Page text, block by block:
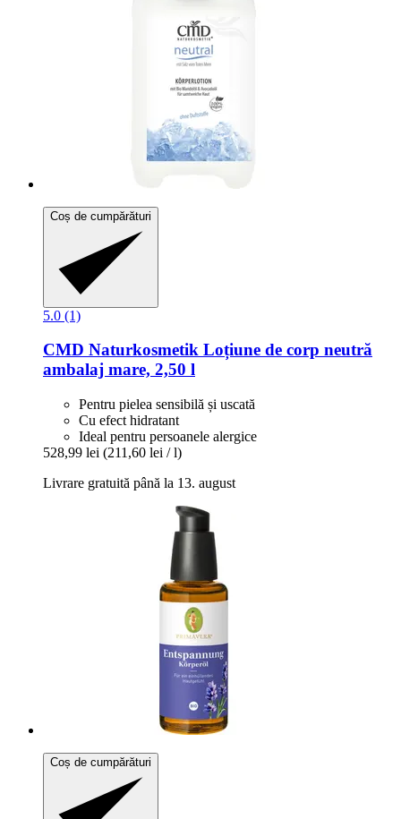
Coș de cumpărături
5.0 (1)
CMD Naturkosmetik Loțiune de corp neutră
ambalaj mare, 2,50 l
Pentru pielea sensibilă și uscată
Cu efect hidratant
Ideal pentru persoanele alergice
528,99 lei (211,60 lei / l)
Livrare gratuită până la 13. august
Coș de cumpărături